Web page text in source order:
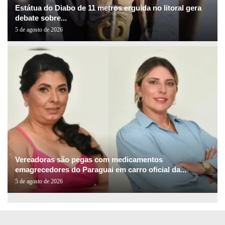
Estátua do Diabo de 11 metros erguida no litoral gera
debate sobre...
5 de agosto de 2026
Vereadoras são pegas com medicamentos
emagrecedores do Paraguai em carro oficial da...
5 de agosto de 2026